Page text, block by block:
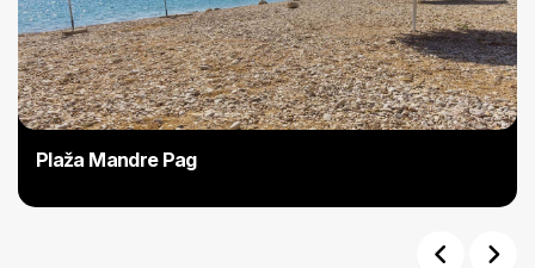
Plaža Mandre Pag